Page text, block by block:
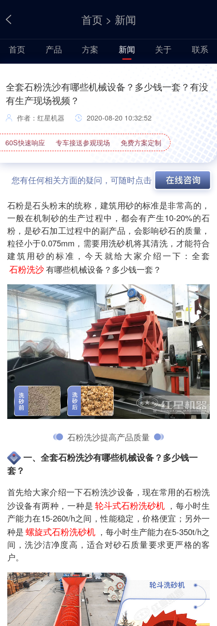
首页 > 新闻
首页 产品 方案 新闻 关于 联系
全套石粉洗沙有哪些机械设备？多少钱一套？有没
有生产现场视频？
作者：红星机器 2020-08-20 10:32:52
60S快速响应 专车接送参观现场 免费方案定制
您有任何相关方面的疑问，可随时点击
石粉是石头粉末的统称，建筑用砂的标准是非常高的，
一般在机制砂的生产过程中，都会有产生10-20%的石
粉，是砂石加工过程中的副产品，会影响砂石的质量，
粒径小于0.075mm，需要用洗砂机将其清洗，才能符合
建筑用砂的标准，今天就给大家介绍一下：全套
石粉洗沙有哪些机械设备？多少钱一套？
石粉洗沙提高产品质量
一、全套石粉洗沙有哪些机械设备？多少钱一
套？
首先给大家介绍一下石粉洗沙设备，现在常用的石粉洗
沙设备有两种，一种是 轮斗式石粉洗砂机 ，每小时生
产能力在15-260t/h之间，性能稳定，价格便宜；另外一
种是 螺旋式石粉洗砂机 ，每小时生产能力在5-350t/h之
间，洗沙洁净度高，适合对砂石质量要求更严格的客
户。